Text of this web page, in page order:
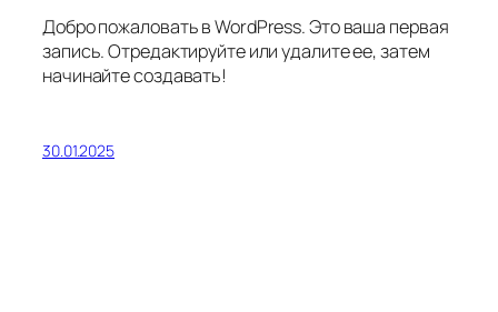
Добро пожаловать в WordPress. Это ваша первая
запись. Отредактируйте или удалите ее, затем
начинайте создавать!
30.01.2025